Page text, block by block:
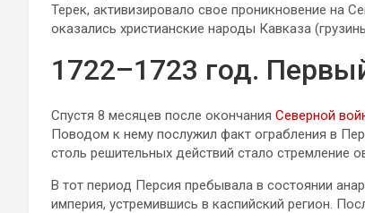
Терек, активизировало свое проникновение на
оказались христианские народы Кавказа
1722–1723 год.
Спустя 8 месяцев после окончания Северной
Поводом к нему послужил факт ограбления в
столь решительных действий стало стремление
В тот период Персия пребывала в состоянии
империя, устремившись в каспийский регион.